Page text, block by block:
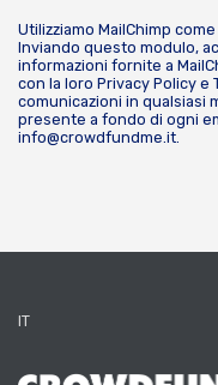
Utilizziamo MailChimp
Inviando questo modulo,
informazioni fornite a
con la loro Privacy Policy e
comunicazioni in qualsiasi
presente a fondo di ogni
info@crowdfundme.it.
IT